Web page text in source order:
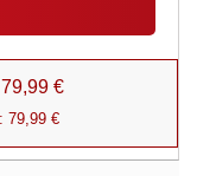
€
79,99 €